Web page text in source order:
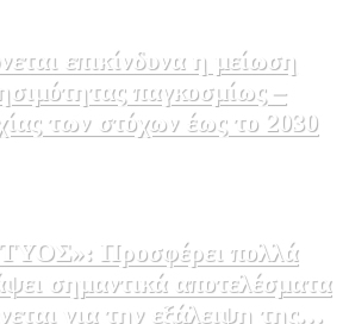
επικίνδυνα η μείωση
παγκοσμίως –
των στόχων έως το 2030
Προσφέρει πολλά
σημαντικά αποτελέσματα
για την εξάλειψη της